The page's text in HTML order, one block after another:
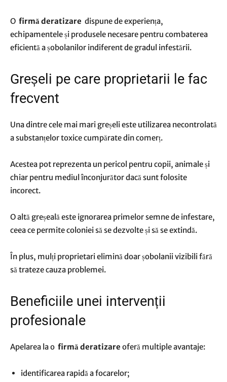
O firmă deratizare dispune de experiența,
echipamentele și produsele necesare pentru combaterea
eficientă a șobolanilor indiferent de gradul infestării.
Greșeli pe care proprietarii le fac
frecvent
Una dintre cele mai mari greșeli este utilizarea necontrolată
a substanțelor toxice cumpărate din comerț.
Acestea pot reprezenta un pericol pentru copii, animale și
chiar pentru mediul înconjurător dacă sunt folosite
incorect.
O altă greșeală este ignorarea primelor semne de infestare,
ceea ce permite coloniei să se dezvolte și să se extindă.
În plus, mulți proprietari elimină doar șobolanii vizibili fără
să trateze cauza problemei.
Beneficiile unei intervenții
profesionale
Apelarea la o firmă deratizare oferă multiple avantaje:
identificarea rapidă a focarelor;